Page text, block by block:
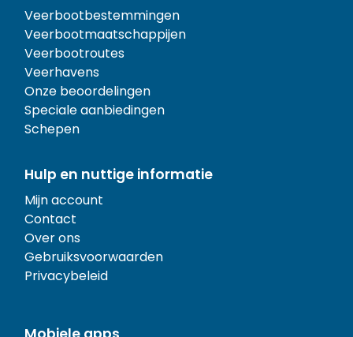
Veerbootbestemmingen
Veerbootmaatschappijen
Veerbootroutes
Veerhavens
Onze beoordelingen
Speciale aanbiedingen
Schepen
Hulp en nuttige informatie
Mijn account
Contact
Over ons
Gebruiksvoorwaarden
Privacybeleid